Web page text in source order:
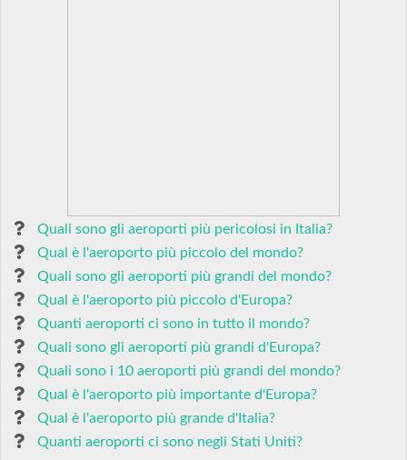
Quali sono gli aeroporti più pericolosi in Italia?
Qual è l'aeroporto più piccolo del mondo?
Quali sono gli aeroporti più grandi del mondo?
Qual è l'aeroporto più piccolo d'Europa?
Quanti aeroporti ci sono in tutto il mondo?
Quali sono gli aeroporti più grandi d'Europa?
Quali sono i 10 aeroporti più grandi del mondo?
Qual è l'aeroporto più importante d'Europa?
Qual è l'aeroporto più grande d'Italia?
Quanti aeroporti ci sono negli Stati Uniti?